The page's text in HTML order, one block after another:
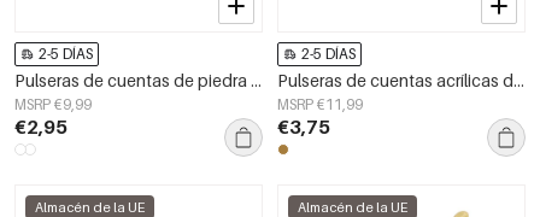
2-5 DÍAS
Pulseras de cuentas de piedra con forma de corazón, serie romántica diaria para vacaciones, joyería para mujer
MSRP €9,99
€2,95
2-5 DÍAS
Pulseras de cuentas acrílicas de forma irregular, sencillas, de la serie Simple Daily, joyería para mujer
MSRP €11,99
€3,75
Almacén de la UE Almacén de la UE